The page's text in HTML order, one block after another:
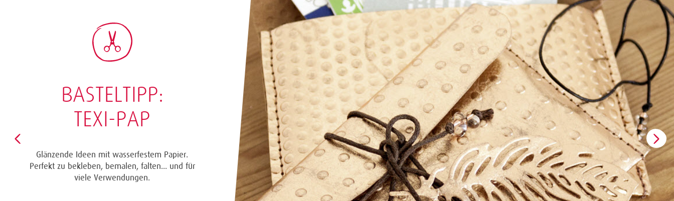
BASTELTIPP:
TEXI-PAP
Glänzende Ideen mit wasserfestem Papier.
Perfekt zu bekleben, bemalen, falten... und für
viele Verwendungen.